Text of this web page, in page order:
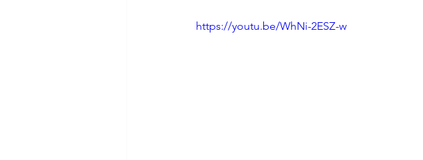
https://youtu.be/WhNi-2ESZ-w